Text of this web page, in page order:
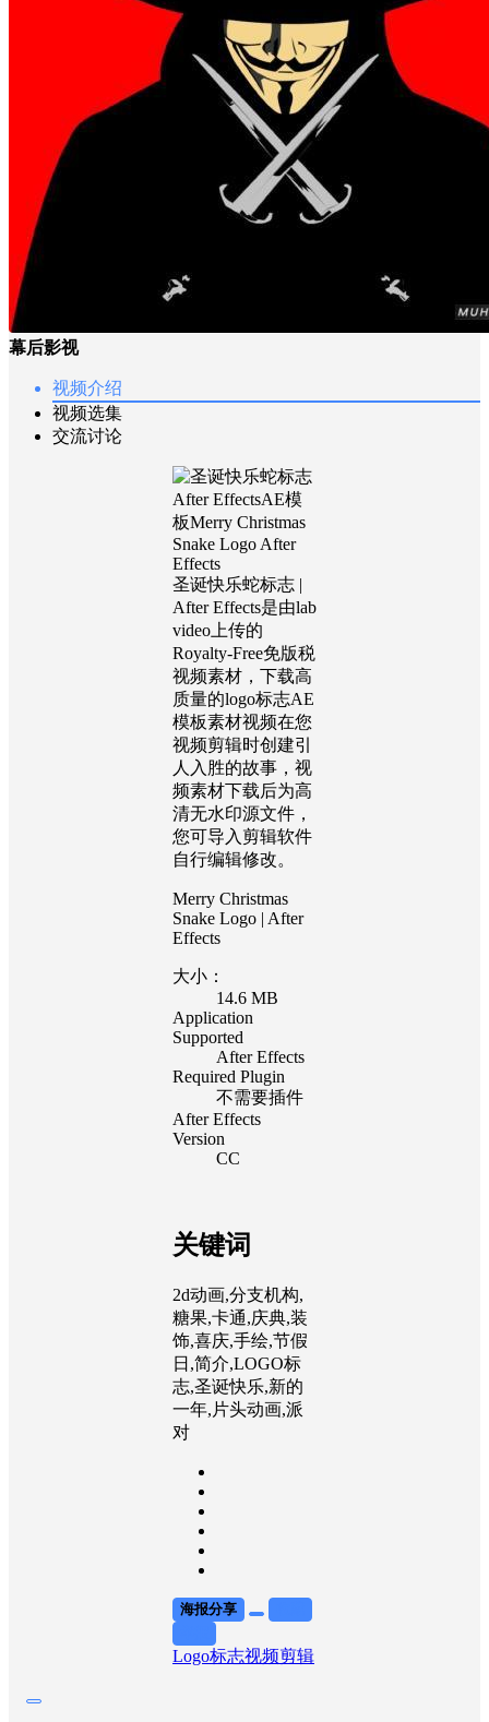
幕后影视
视频介绍
视频选集
交流讨论
圣诞快乐蛇标志 |
After Effects是由lab
video上传的
Royalty-Free免版税
视频素材，下载高
质量的logo标志AE
模板素材视频在您
视频剪辑时创建引
人入胜的故事，视
频素材下载后为高
清无水印源文件，
您可导入剪辑软件
自行编辑修改。
Merry Christmas
Snake Logo | After
Effects
大小：
14.6 MB
Application
Supported
After Effects
Required Plugin
不需要插件
After Effects
Version
CC
关键词
2d动画,分支机构,
糖果,卡通,庆典,装
饰,喜庆,手绘,节假
日,简介,LOGO标
志,圣诞快乐,新的
一年,片头动画,派
对
海报分享
Logo标志视频剪辑